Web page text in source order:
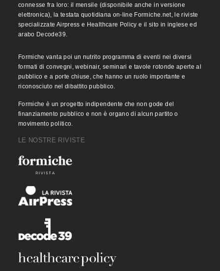
connesse fra loro: il mensile (disponibile anche in versione
elettronica), la testata quotidiana on-line Formiche.net, le riviste
specializzate Airpress e Healthcare Policy e il sito in inglese ed
arabo Decode39.
Formiche vanta poi un nutrito programma di eventi nei diversi
formati di convegni, webinair, seminari e tavole rotonde aperte al
pubblico e a porte chiuse, che hanno un ruolo importante e
riconosciuto nel dibattito pubblico.
Formiche è un progetto indipendente che non gode del
finanziamento pubblico e non è organo di alcun partito o
movimento politico.
LE NOSTRE RIVISTE